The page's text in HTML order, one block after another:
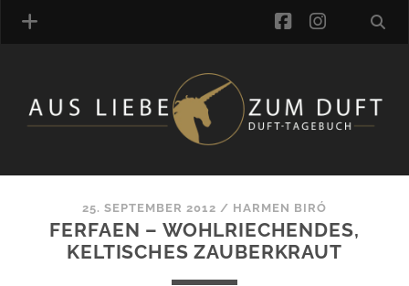
MANUFAKTUREN
DUFTNOTEN
KOMMENTARE
facebook
25. SEPTEMBER 2012 / HARMEN BIRÓ
FERFAEN – WOHLRIECHENDES,
KELTISCHES ZAUBERKRAUT